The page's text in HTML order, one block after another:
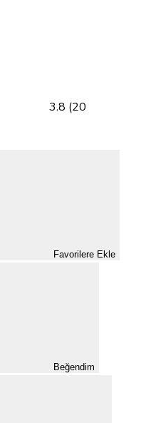
3.8 (20
Favorilere Ekle
Beğendim